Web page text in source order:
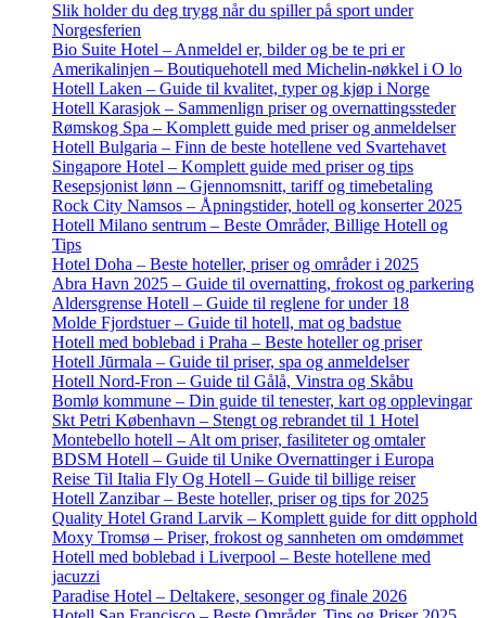
Slik holder du deg trygg når du spiller på sport under
Norgesferien
Bio Suite Hotel – Anmeldel er, bilder og be te pri er
Amerikalinjen – Boutiquehotell med Michelin-nøkkel i O lo
Hotell Laken – Guide til kvalitet, typer og kjøp i Norge
Hotell Karasjok – Sammenlign priser og overnattingssteder
Rømskog Spa – Komplett guide med priser og anmeldelser
Hotell Bulgaria – Finn de beste hotellene ved Svartehavet
Singapore Hotel – Komplett guide med priser og tips
Resepsjonist lønn – Gjennomsnitt, tariff og timebetaling
Rock City Namsos – Åpningstider, hotell og konserter 2025
Hotell Milano sentrum – Beste Områder, Billige Hotell og
Tips
Hotel Doha – Beste hoteller, priser og områder i 2025
Abra Havn 2025 – Guide til overnatting, frokost og parkering
Aldersgrense Hotell – Guide til reglene for under 18
Molde Fjordstuer – Guide til hotell, mat og badstue
Hotell med boblebad i Praha – Beste hoteller og priser
Hotell Jūrmala – Guide til priser, spa og anmeldelser
Hotell Nord-Fron – Guide til Gålå, Vinstra og Skåbu
Bomlø kommune – Din guide til tenester, kart og opplevingar
Skt Petri København – Stengt og rebrandet til 1 Hotel
Montebello hotell – Alt om priser, fasiliteter og omtaler
BDSM Hotell – Guide til Unike Overnattinger i Europa
Reise Til Italia Fly Og Hotell – Guide til billige reiser
Hotell Zanzibar – Beste hoteller, priser og tips for 2025
Quality Hotel Grand Larvik – Komplett guide for ditt opphold
Moxy Tromsø – Priser, frokost og sannheten om omdømmet
Hotell med boblebad i Liverpool – Beste hotellene med
jacuzzi
Paradise Hotel – Deltakere, sesonger og finale 2026